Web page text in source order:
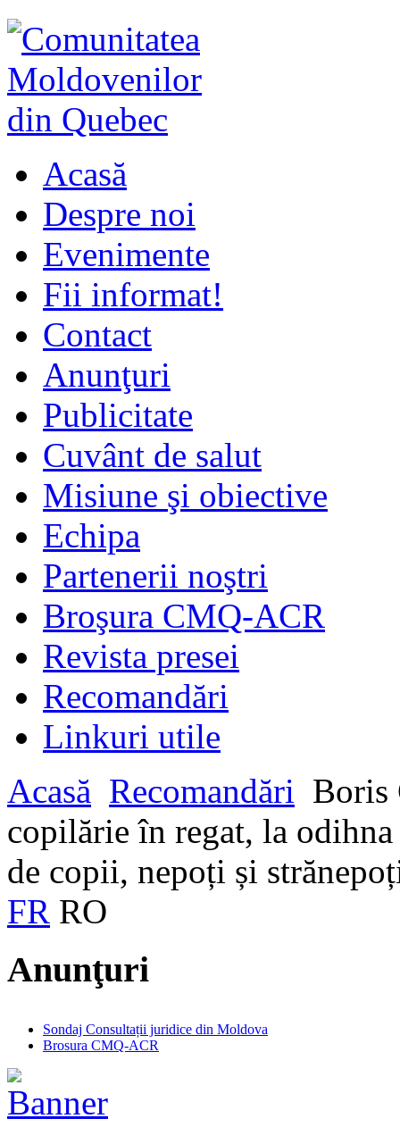
Acasă
Despre noi
Evenimente
Fii informat!
Contact
Anunţuri
Publicitate
Cuvânt de salut
Misiune şi obiective
Echipa
Partenerii noştri
Broşura CMQ-ACR
Revista presei
Recomandări
Linkuri utile
Acasă Recomandări Boris
copilărie în regat, la
de copii, nepoți și
FR RO
Anunţuri
Sondaj Consultații juridice din Moldova
Brosura CMQ-ACR